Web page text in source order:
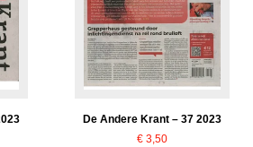
De Andere Krant – 37 2023
€ 3,50